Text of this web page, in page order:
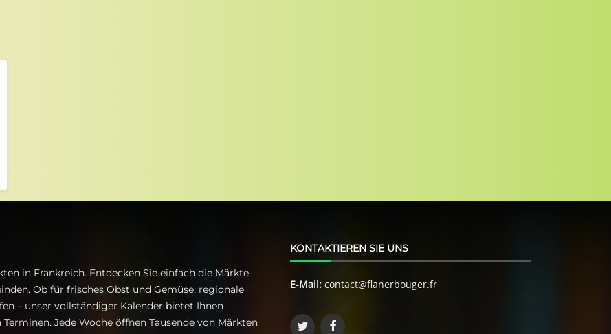
in Frankreich. Entdecken Sie einfach die Märkte
Ob für frisches Obst und Gemüse, regionale
– unser vollständiger Kalender bietet Ihnen
Jede Woche öffnen Tausende von Märkten
KONTAKTIEREN SIE UNS
E-Mail: contact@flanerbouger.fr